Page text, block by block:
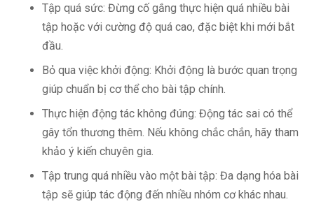
Tập quá sức: Đừng cố gắng thực hiện quá nhiều bài
tập hoặc với cường độ quá cao, đặc biệt khi mới bắt
đầu.
Bỏ qua việc khởi động: Khởi động là bước quan trọng
giúp chuẩn bị cơ thể cho bài tập chính.
Thực hiện động tác không đúng: Động tác sai có thể
gây tổn thương thêm. Nếu không chắc chắn, hãy tham
khảo ý kiến chuyên gia.
Tập trung quá nhiều vào một bài tập: Đa dạng hóa bài
tập sẽ giúp tác động đến nhiều nhóm cơ khác nhau.